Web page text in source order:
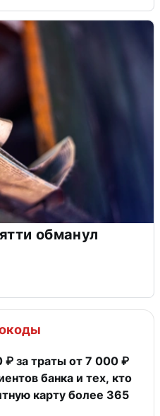
обманул
за траты от 7 000 ₽
банка и тех, кто
карту более 365